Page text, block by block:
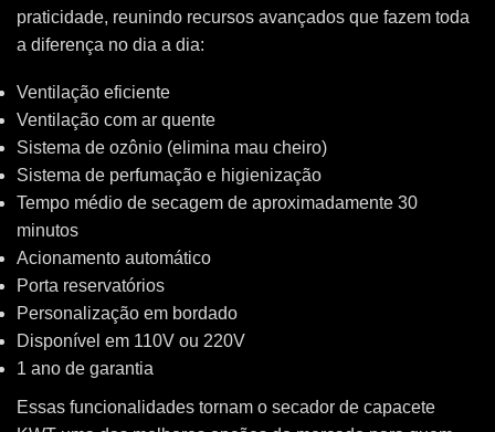
praticidade, reunindo recursos avançados que fazem toda
a diferença no dia a dia:
Ventilação eficiente
Ventilação com ar quente
Sistema de ozônio (elimina mau cheiro)
Sistema de perfumação e higienização
Tempo médio de secagem de aproximadamente 30
minutos
Acionamento automático
Porta reservatórios
Personalização em bordado
Disponível em 110V ou 220V
1 ano de garantia
Essas funcionalidades tornam o secador de capacete